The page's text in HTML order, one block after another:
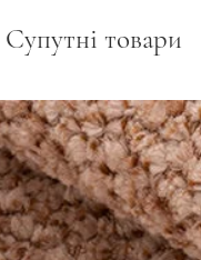
Супутні товари